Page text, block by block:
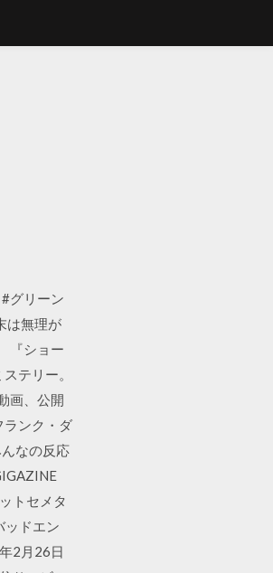
グリーン
は無理が
『ショー
テリー。
画、公開
ランク・ダ
なの反応
トセメタ
ッドエン
2月26日